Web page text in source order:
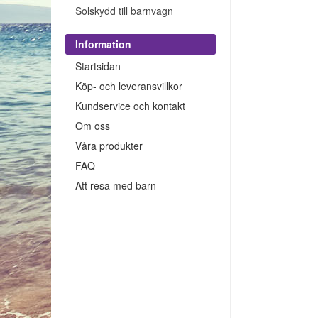
Solskydd till barnvagn
Information
Startsidan
Köp- och leveransvillkor
Kundservice och kontakt
Om oss
Våra produkter
FAQ
Att resa med barn